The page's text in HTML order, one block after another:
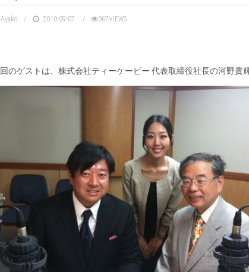
Ayako 2010-09-07 367VIEWS
のゲストは、株式会社ティーケーピー 代表取締役社長の河野貴